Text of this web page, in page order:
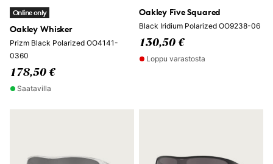
Online only
Oakley Whisker
Prizm Black Polarized OO4141-
0360
178,50 €
Saatavilla
Oakley Five Squared
Black Iridium Polarized OO9238-06
130,50 €
Loppu varastosta